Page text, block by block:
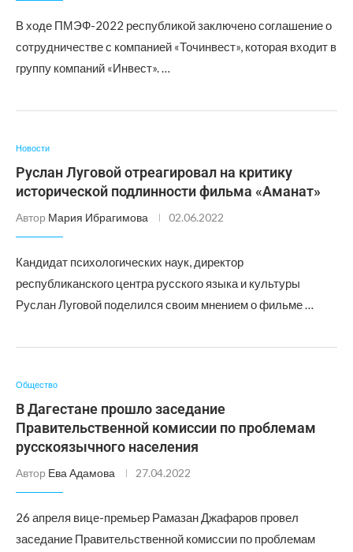
В ходе ПМЭФ-2022 республикой заключено соглашение о
сотрудничестве с компанией «Точинвест», которая входит в
группу компаний «Инвест». …
Новости
Руслан Луговой отреагировал на критику
исторической подлинности фильма «Аманат»
Автор Мария Ибрагимова 02.06.2022
Кандидат психологических наук, директор
республиканского центра русского языка и культуры
Руслан Луговой поделился своим мнением о фильме …
Общество
В Дагестане прошло заседание
Правительственной комиссии по проблемам
русскоязычного населения
Автор Ева Адамова 27.04.2022
26 апреля вице-премьер Рамазан Джафаров провел
заседание Правительственной комиссии по проблемам